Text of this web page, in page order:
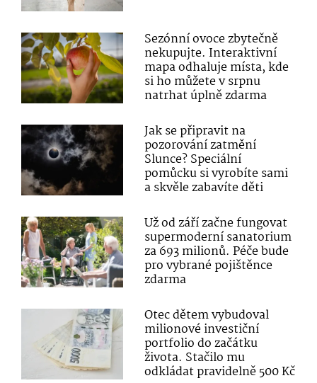
Sezónní ovoce zbytečně
nekupujte. Interaktivní
mapa odhaluje místa, kde
si ho můžete v srpnu
natrhat úplně zdarma
Jak se připravit na
pozorování zatmění
Slunce? Speciální
pomůcku si vyrobíte sami
a skvěle zabavíte děti
Už od září začne fungovat
supermoderní sanatorium
za 693 milionů. Péče bude
pro vybrané pojištěnce
zdarma
Otec dětem vybudoval
milionové investiční
portfolio do začátku
života. Stačilo mu
odkládat pravidelně 500 Kč